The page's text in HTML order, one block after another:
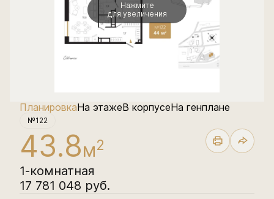
Нажмите
для увеличения
ПланировкаНа этажеВ корпусеНа генплане
№122
43.8м2
1-комнатная
17 781 048 руб.